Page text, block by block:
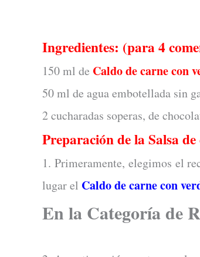
Ingredientes: (para 4
150 ml de Caldo de carne con
50 ml de agua embotellada sin
2 cucharadas soperas, de
Preparación de la Salsa
1. Primeramente, elegimos el
lugar el Caldo de carne con
En la Categoría de